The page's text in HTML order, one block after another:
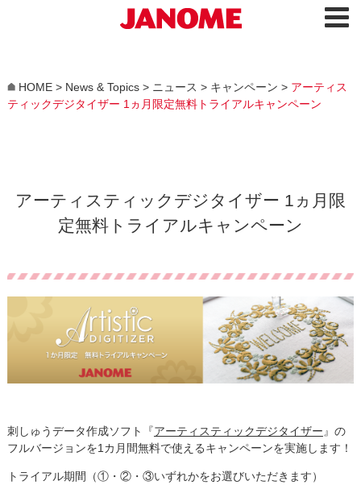
HOME> News & Topics> ニュース > キャンペーン > アーティス
ティックデジタイザー 1ヵ月限定無料トライアルキャンペーン
アーティスティックデジタイザー 1ヵ月限
定無料トライアルキャンペーン
刺しゅうデータ作成ソフト『アーティスティックデジタイザー 』の
フルバージョンを1カ月間無料で使えるキャンペーンを実施します！
トライアル期間（①・②・③いずれかをお選びいただきます）